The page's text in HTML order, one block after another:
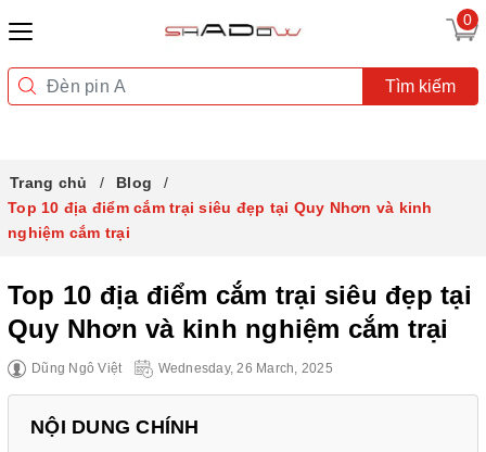
0
Tìm kiếm
Trang chủ
Blog
Top 10 địa điểm cắm trại siêu đẹp tại Quy Nhơn và kinh
nghiệm cắm trại
Top 10 địa điểm cắm trại siêu đẹp tại
Quy Nhơn và kinh nghiệm cắm trại
Dũng Ngô Việt Wednesday, 26 March, 2025
NỘI DUNG CHÍNH